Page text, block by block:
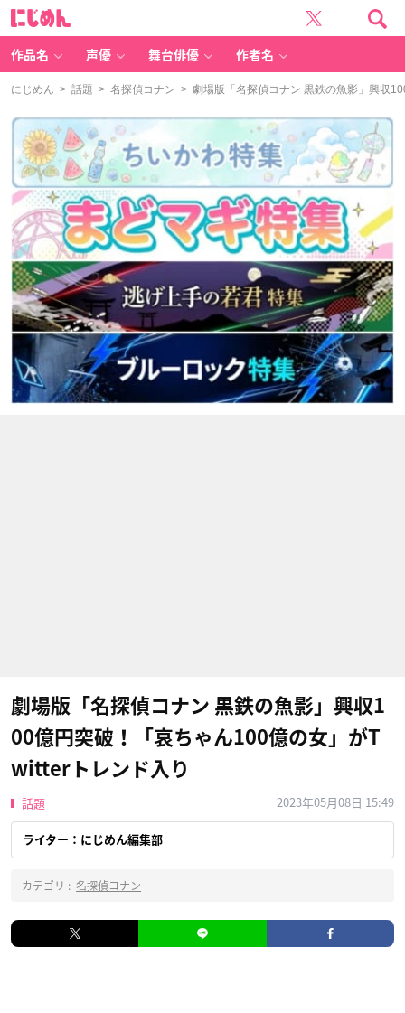
作品名 声優 舞台俳優 作者名
にじめん > 話題 > 名探偵コナン > 劇場版「名探偵コナン 黒鉄の魚影」興収
劇場版「名探偵コナン 黒鉄の魚影」興収1
00億円突破！「哀ちゃん100億の女」がT
witterトレンド入り
話題 2023年05月08日 15:49
ライター：にじめん編集部
カテゴリ : 名探偵コナン